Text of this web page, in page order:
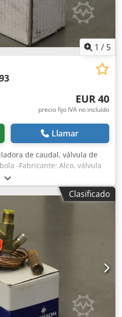
1 / 5
EUR 40
precio fijo IVA no incluído
Llamar
de caudal, válvula de
-Fabricante: Alco, válvula
embalaje original Djdefx
PCN 805 793 -Conexión: 28
4 unidades -
90/90 mm (alto) -Peso: 1,1
Clasificado